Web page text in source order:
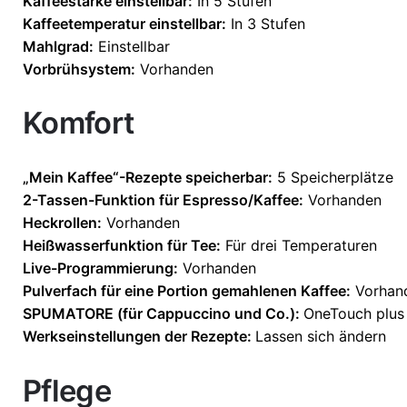
Kaffeetemperatur einstellbar: In 3 Stufen
Mahlgrad: Einstellbar
Vorbrühsystem: Vorhanden
Komfort
„Mein Kaffee“-Rezepte speicherbar: 5 Speicherplätze
2-Tassen-Funktion für Espresso/Kaffee: Vorhanden
Heckrollen: Vorhanden
Heißwasserfunktion für Tee: Für drei Temperaturen
Live-Programmierung: Vorhanden
Pulverfach für eine Portion gemahlenen Kaffee:
SPUMATORE (für Cappuccino und Co.): OneTouch plus
Werkseinstellungen der Rezepte: Lassen sich ändern
Pflege